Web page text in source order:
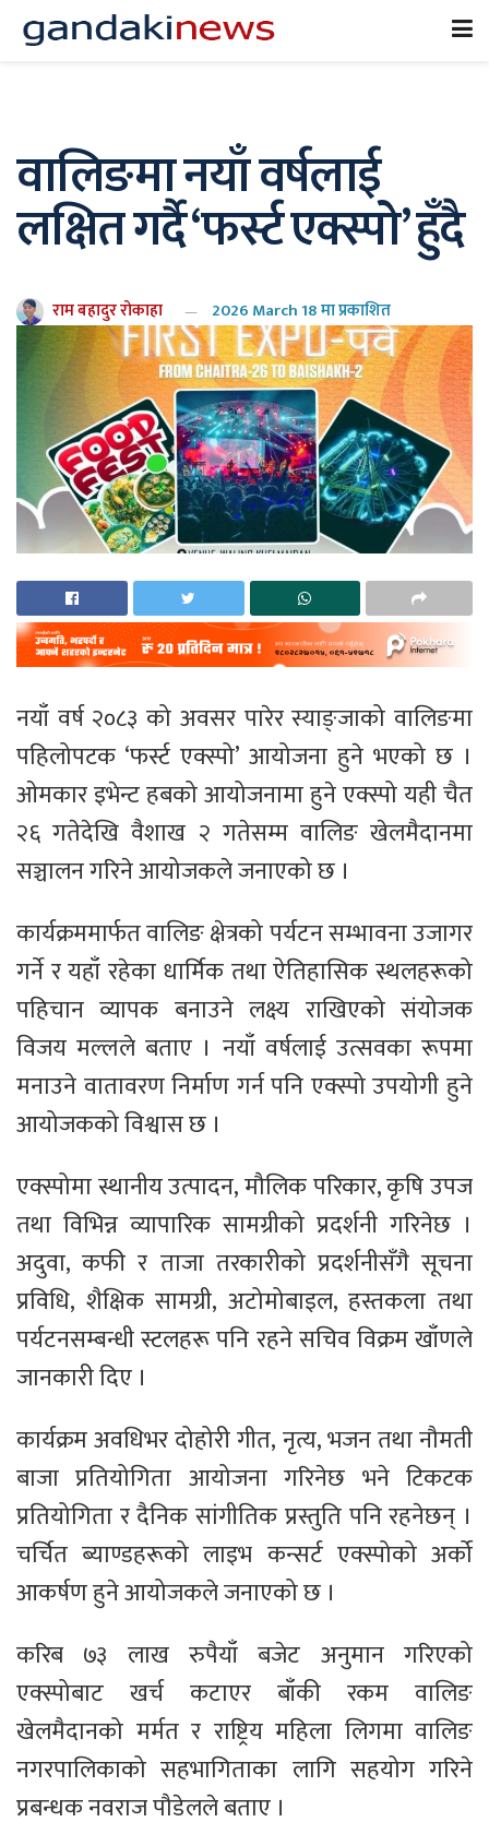
वालिङमा नयाँ वर्षलाई
लक्षित गर्दै ‘फर्स्ट एक्स्पो’ हुँदै
राम बहादुर रोकाहा 2026 March 18 मा प्रकाशित
नयाँ वर्ष २०८३ को अवसर पारेर स्याङ्जाको वालिङमा
पहिलोपटक ‘फर्स्ट एक्स्पो’ आयोजना हुने भएको छ ।
ओमकार इभेन्ट हबको आयोजनामा हुने एक्स्पो यही चैत
२६ गतेदेखि वैशाख २ गतेसम्म वालिङ खेलमैदानमा
सञ्चालन गरिने आयोजकले जनाएको छ ।
कार्यक्रममार्फत वालिङ क्षेत्रको पर्यटन सम्भावना उजागर
गर्ने र यहाँ रहेका धार्मिक तथा ऐतिहासिक स्थलहरूको
पहिचान व्यापक बनाउने लक्ष्य राखिएको संयोजक
विजय मल्लले बताए । नयाँ वर्षलाई उत्सवका रूपमा
मनाउने वातावरण निर्माण गर्न पनि एक्स्पो उपयोगी हुने
आयोजकको विश्वास छ ।
एक्स्पोमा स्थानीय उत्पादन, मौलिक परिकार, कृषि उपज
तथा विभिन्न व्यापारिक सामग्रीको प्रदर्शनी गरिनेछ ।
अदुवा, कफी र ताजा तरकारीको प्रदर्शनीसँगै सूचना
प्रविधि, शैक्षिक सामग्री, अटोमोबाइल, हस्तकला तथा
पर्यटनसम्बन्धी स्टलहरू पनि रहने सचिव विक्रम खाँणले
जानकारी दिए ।
कार्यक्रम अवधिभर दोहोरी गीत, नृत्य, भजन तथा नौमती
बाजा प्रतियोगिता आयोजना गरिनेछ भने टिकटक
प्रतियोगिता र दैनिक सांगीतिक प्रस्तुति पनि रहनेछन् ।
चर्चित ब्याण्डहरूको लाइभ कन्सर्ट एक्स्पोको अर्को
आकर्षण हुने आयोजकले जनाएको छ ।
करिब ७३ लाख रुपैयाँ बजेट अनुमान गरिएको
एक्स्पोबाट खर्च कटाएर बाँकी रकम वालिङ
खेलमैदानको मर्मत र राष्ट्रिय महिला लिगमा वालिङ
नगरपालिकाको सहभागिताका लागि सहयोग गरिने
प्रबन्धक नवराज पौडेलले बताए ।